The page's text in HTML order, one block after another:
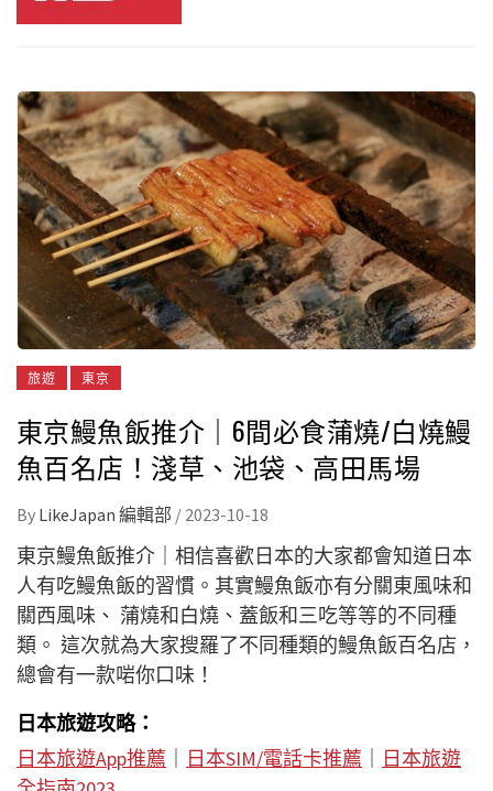
旅遊 東京
東京鰻魚飯推介｜6間必食蒲燒/白燒鰻
魚百名店！淺草、池袋、高田馬場
By LikeJapan 編輯部 / 2023-10-18
東京鰻魚飯推介｜相信喜歡日本的大家都會知道日本
人有吃鰻魚飯的習慣。其實鰻魚飯亦有分關東風味和
關西風味、 蒲燒和白燒、蓋飯和三吃等等的不同種
類。 這次就為大家搜羅了不同種類的鰻魚飯百名店，
總會有一款啱你口味！
日本旅遊攻略：
日本旅遊App推薦 日本SIM/電話卡推薦
日本旅遊